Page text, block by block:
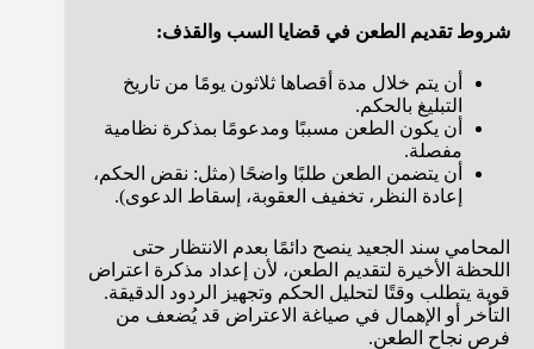
شروط تقديم الطعن في قضايا السب والقذف:
أن يتم خلال مدة أقصاها ثلاثون يومًا من تاريخ
التبليغ بالحكم.
أن يكون الطعن مسببًا ومدعومًا بمذكرة نظامية
مفصلة.
أن يتضمن الطعن طلبًا واضحًا (مثل: نقض الحكم،
إعادة النظر، تخفيف العقوبة، إسقاط الدعوى).
المحامي سند الجعيد ينصح دائمًا بعدم الانتظار حتى
اللحظة الأخيرة لتقديم الطعن، لأن إعداد مذكرة اعتراض
قوية يتطلب وقتًا لتحليل الحكم وتجهيز الردود الدقيقة.
التأخر أو الإهمال في صياغة الاعتراض قد يُضعف من
فرص نجاح الطعن.